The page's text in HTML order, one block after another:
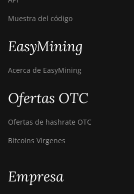
Muestra del código
EasyMining
Acerca de EasyMining
Ofertas OTC
Ofertas de hashrate OTC
Bitcoins Vírgenes
Empresa